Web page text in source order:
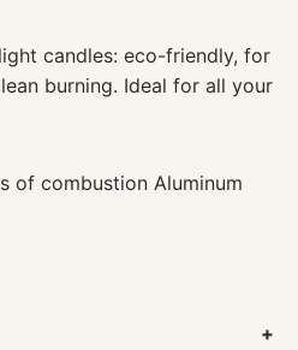
candles: eco-friendly, for
burning. Ideal for all your
of combustion Aluminum